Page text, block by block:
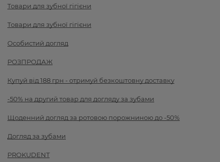
Товари для зубної гігієни
Товари для зубної гігієни
Особистий догляд
РОЗПРОДАЖ
Купуй від 188 грн - отримуй безкоштовну доставку
-50% на другий товар для догляду за зубами
Щоденний догляд за ротовою порожниною до -50%
Догляд за зубами
PROKUDENT